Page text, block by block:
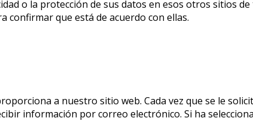
o la protección de sus datos en esos otros sitios de
confirmar que está de acuerdo con ellas.
a nuestro sitio web. Cada vez que se le
información por correo electrónico. Si ha